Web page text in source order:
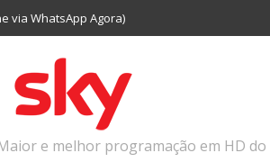
via WhatsApp Agora)
e melhor programação em HD